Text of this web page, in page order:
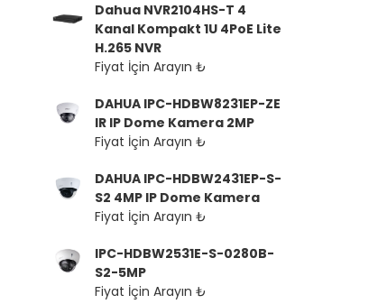
Dahua NVR2104HS-T 4
Kanal Kompakt 1U 4PoE Lite
H.265 NVR
Fiyat İçin Arayın ₺
DAHUA IPC-HDBW8231EP-ZE
IR IP Dome Kamera 2MP
Fiyat İçin Arayın ₺
DAHUA IPC-HDBW2431EP-S-
S2 4MP IP Dome Kamera
Fiyat İçin Arayın ₺
IPC-HDBW2531E-S-0280B-
S2-5MP
Fiyat İçin Arayın ₺